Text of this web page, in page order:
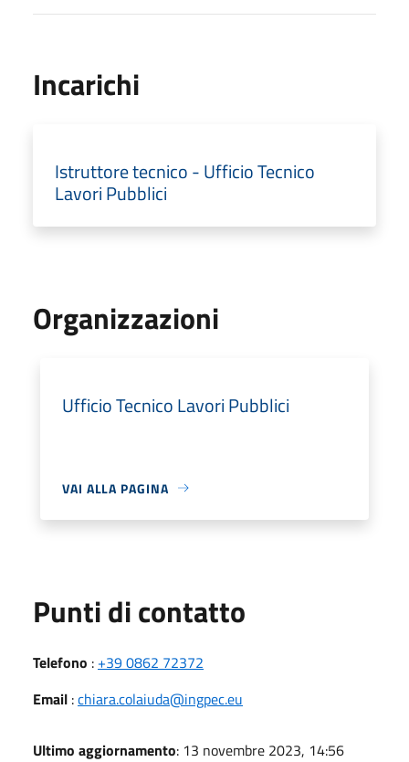
Incarichi
Istruttore tecnico - Ufficio Tecnico
Lavori Pubblici
Organizzazioni
Ufficio Tecnico Lavori Pubblici
VAI ALLA PAGINA
Punti di contatto
Telefono : +39 0862 72372
Email :chiara.colaiuda@ingpec.eu
Ultimo aggiornamento: 13 novembre 2023, 14:56